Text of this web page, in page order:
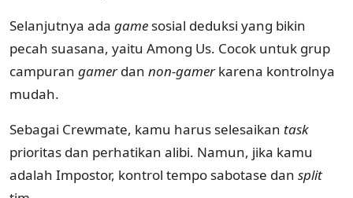
Selanjutnya ada game sosial deduksi yang bikin
pecah suasana, yaitu Among Us. Cocok untuk grup
campuran gamerdan non-gamerkarena kontrolnya
mudah.
Sebagai Crewmate, kamu harus selesaikan task
prioritas dan perhatikan alibi. Namun, jika kamu
adalah Impostor, kontrol tempo sabotase dan split